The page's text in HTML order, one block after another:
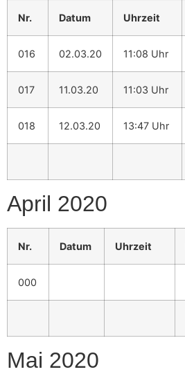
Nr. Datum Uhrzeit
016 02.03.20 11:08 Uhr
017 11.03.20 11:03 Uhr
018 12.03.20 13:47 Uhr
April 2020
Nr. Datum Uhrzeit
000
Mai 2020